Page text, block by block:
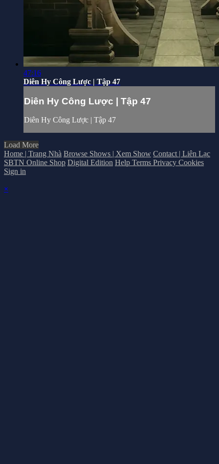
47:16
Diên Hy Công Lược | Tập 47
Diên Hy Công Lược | Tập 47
Diên Hy Công Lược | Tập 47
Load More
Home | Trang Nhà Browse Shows | Xem Show Contact | Liên Lạc
SBTN Online Shop Digital Edition Help Terms Privacy Cookies
Sign in
×